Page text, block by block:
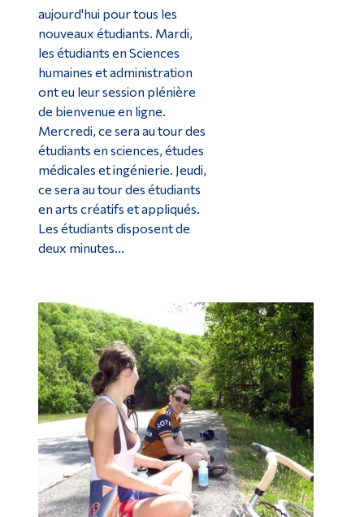
aujourd'hui pour tous les
nouveaux étudiants. Mardi,
les étudiants en Sciences
humaines et administration
ont eu leur session plénière
de bienvenue en ligne.
Mercredi, ce sera au tour des
étudiants en sciences, études
médicales et ingénierie. Jeudi,
ce sera au tour des étudiants
en arts créatifs et appliqués.
Les étudiants disposent de
deux minutes...